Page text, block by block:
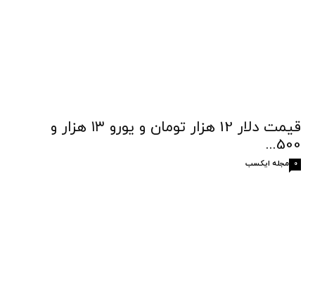
قیمت دلار 12 هزار تومان و یورو ۱۳ هزار و
500...
مجله ایکسب 0